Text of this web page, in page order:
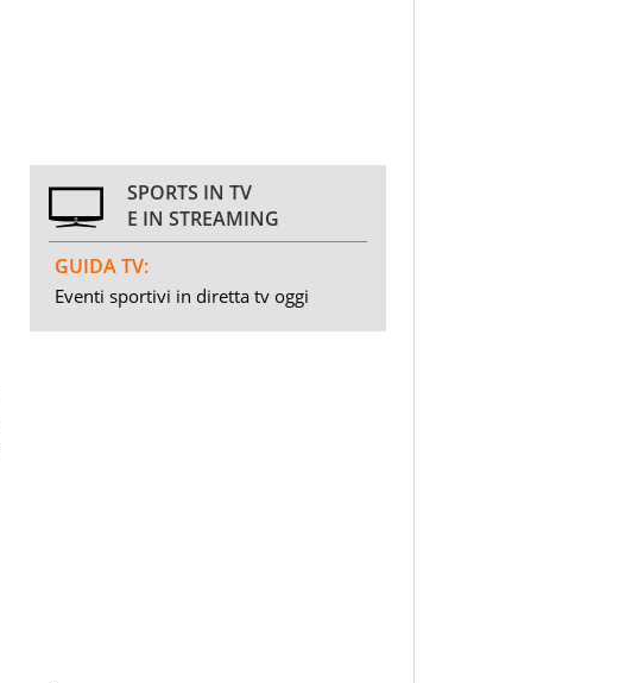
SPORTS IN TV
E IN STREAMING
GUIDA TV:
Eventi sportivi in diretta tv oggi